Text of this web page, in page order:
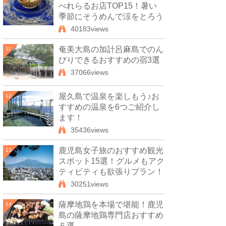
べれらるお店TOP15！暑い
季節にそうめんで涼をとろう
40183views
11
奄美大島の加計呂麻島でのん
びりできるおすすめの宿3選
37066views
12
屋久島で温泉を楽しもう♪お
すすめの温泉を6つご紹介し
ます！
35436views
13
鹿児島女子旅のおすすめ観光
スポット15選！グルメもアク
ティビティも欲張りプラン！
30251views
14
薩摩地鶏を本場で堪能！鹿児
島の薩摩地鶏専門店おすすめ